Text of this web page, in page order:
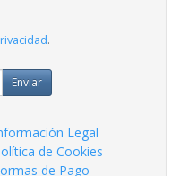
.
Enviar
Legal
de Cookies
de Pago